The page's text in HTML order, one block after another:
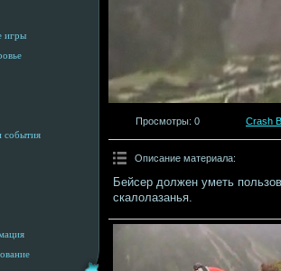
игры
события
Просмотры: 0 Crash
Описание материала:
Бейсер должен уметь
скалолазанья.